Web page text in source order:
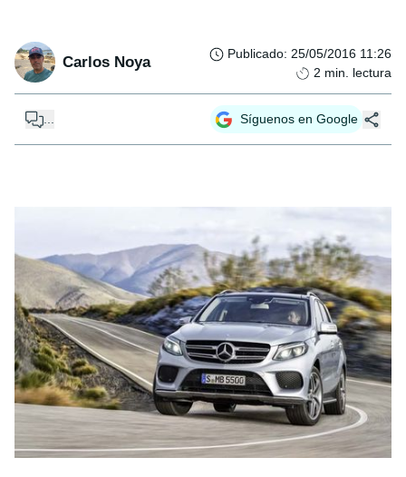
Carlos Noya Publicado: 25/05/2016 11:26
2 min. lectura
... Síguenos en Google